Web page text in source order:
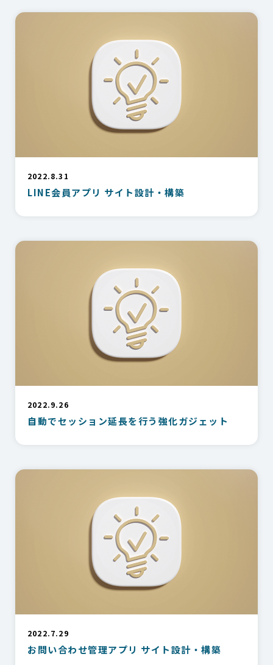
2022.8.31
LINE会員アプリ サイト設計・構築
2022.9.26
自動でセッション延長を行う強化ガジェット
2022.7.29
お問い合わせ管理アプリ サイト設計・構築